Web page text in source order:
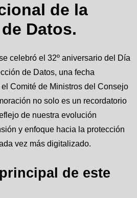
de la
Datos.
celebró el 32º aniversario del Día
de Datos, una fecha
Comité de Ministros del Consejo
no solo es un recordatorio
de nuestra evolución
y enfoque hacia la protección
vez más digitalizado.
de este